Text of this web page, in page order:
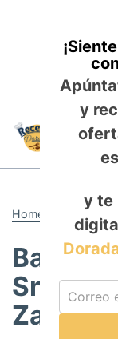
content
Home POSTRES
Barritas
Snack
y
y te